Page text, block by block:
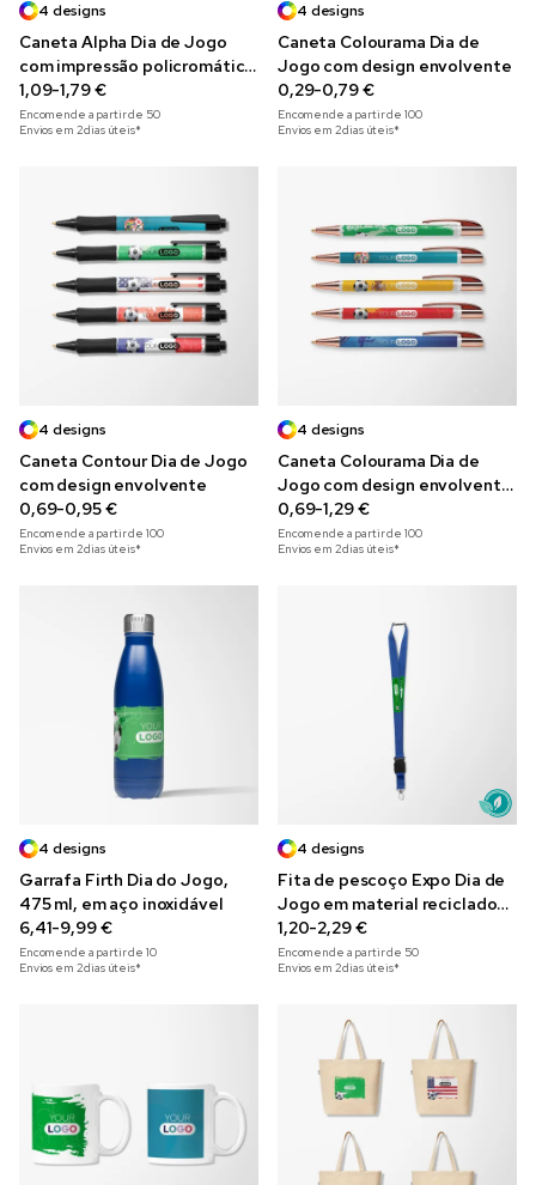
4 designs
Caneta Alpha Dia de Jogo
com impressão policromática
e acabamento rosa-dourado
1,09-1,79 €
Encomende a partir de 50
Envios em 2 dias úteis*
4 designs
Caneta Colourama Dia de
Jogo com design envolvente
0,29-0,79 €
Encomende a partir de 100
Envios em 2 dias úteis*
4 designs
Caneta Contour Dia de Jogo
com design envolvente
0,69-0,95 €
Encomende a partir de 100
Envios em 2 dias úteis*
4 designs
Caneta Colourama Dia de
Jogo com design envolvente
e acabamento metálico
0,69-1,29 €
Encomende a partir de 100
Envios em 2 dias úteis*
4 designs
Garrafa Firth Dia do Jogo,
475 ml, em aço inoxidável
6,41-9,99 €
Encomende a partir de 10
Envios em 2 dias úteis*
4 designs
Fita de pescoço Expo Dia de
Jogo em material reciclado
com mecanismo de segurança
1,20-2,29 €
Encomende a partir de 50
Envios em 2 dias úteis*